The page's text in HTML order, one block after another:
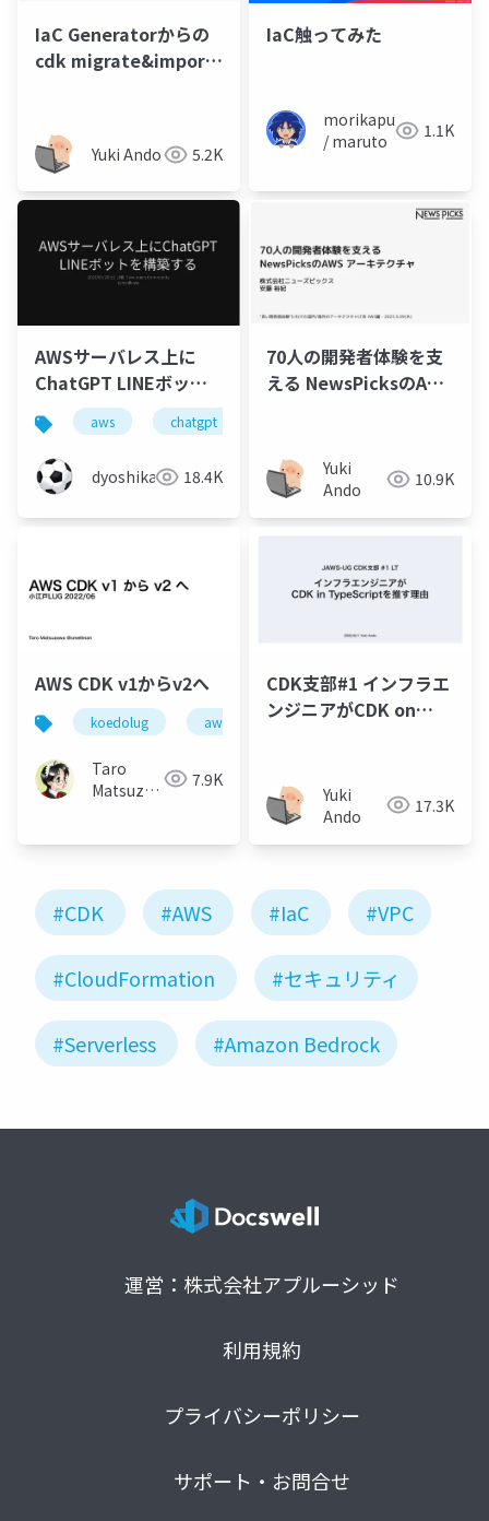
IaC Generatorからの
cdk migrate&import
例化した話
Yuki Ando 5.2K
IaC触ってみた
morikapu
/ maruto
1.1K
AWSサーバレス上に
ChatGPT LINEボット
を構築する
aws chatgpt
dyoshikawa 18.4K
70人の開発者体験を支
える NewsPicksのAWS
Yuki
Ando
10.9K
AWS CDK v1からv2へ
koedolug aws
Taro
Matsuzawa
7.9K
CDK支部#1 インフラエ
ンジニアがCDK on
Yuki
Ando
17.3K
#CDK #AWS #IaC #VPC
#CloudFormation #セキュリティ
#Serverless #Amazon Bedrock
運営：株式会社アプルーシッド
利用規約
プライバシーポリシー
サポート・お問合せ